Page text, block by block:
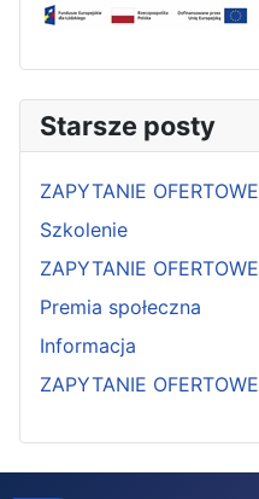
Starsze posty
ZAPYTANIE OFERTOWE
Szkolenie
ZAPYTANIE OFERTOWE
Premia społeczna
Informacja
ZAPYTANIE OFERTOWE